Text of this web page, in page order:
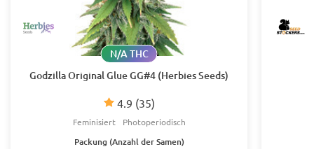
Godzilla Original Glue GG#4 (Herbies Seeds)
4.9 (35)
N/A THC
Feminisiert Photoperiodisch
Packung (Anzahl der Samen)